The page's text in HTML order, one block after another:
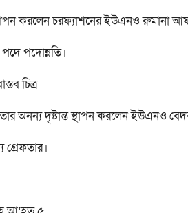
স্থাপন করলেন চরফ্যাশনের ইউএনও রুমানা
পদোন্নতি।
চিত্র
অনন্য দৃষ্টান্ত স্থাপন করলেন ইউএনও
গ্রেফতার।